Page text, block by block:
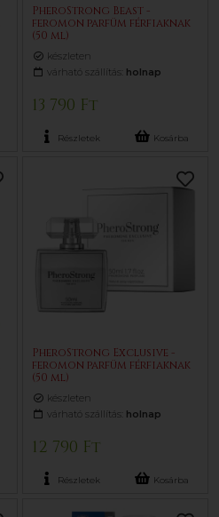
PheroStrong Beast -
feromon parfüm férfiaknak
(50 ml)
készleten
várható szállítás: holnap
13 790 Ft
Részletek Kosárba
PheroStrong Exclusive -
feromon parfüm férfiaknak
(50 ml)
készleten
várható szállítás: holnap
12 790 Ft
Részletek Kosárba